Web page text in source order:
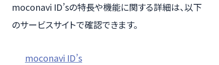
moconavi ID’sの特長や機能に関する詳細は、以下
のサービスサイトで確認できます。
moconavi ID’s